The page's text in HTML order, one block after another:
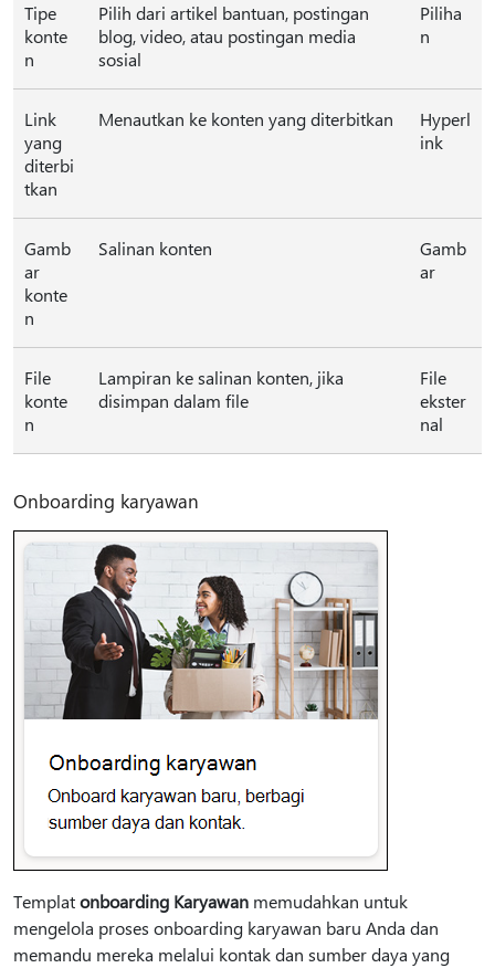
Tipe
konte
n
Pilih dari artikel bantuan, postingan
blog, video, atau postingan media
sosial
Piliha
n
Link
yang
diterbi
tkan
Menautkan ke konten yang diterbitkan
Hyperl
ink
Gamb
ar
konte
n
Salinan konten
Gamb
ar
File
konte
n
Lampiran ke salinan konten, jika
disimpan dalam file
File
ekster
nal
Onboarding karyawan
Templatonboarding Karyawan memudahkan untuk
mengelola proses onboarding karyawan baru Anda dan
memandu mereka melalui kontak dan sumber daya yang